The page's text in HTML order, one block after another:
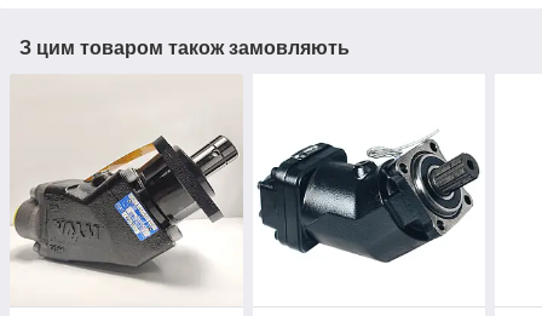
З цим товаром також замовляють